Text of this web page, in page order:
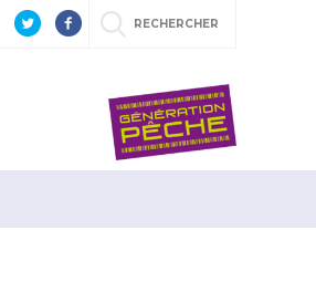
RECHERCHER